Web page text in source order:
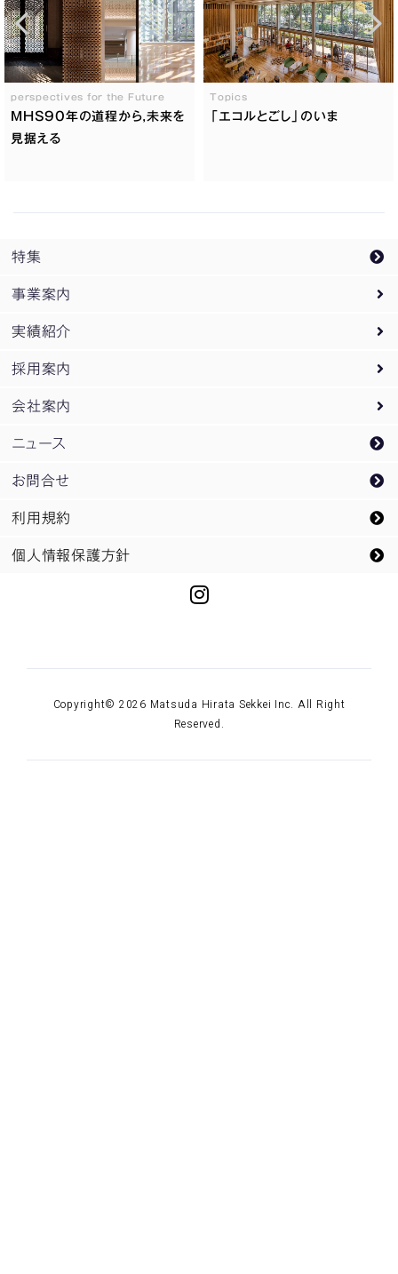
perspectives for the Future
MHS90年の道程から,未来を
見据える
Topics
「エコルとごし」のいま
特集
事業案内
事業案内トップ
設計監理業務
PM/CM業務
企画開発業務
実績紹介
実績紹介トップ
オフィス・庁舎
教育・研究
スポーツ
空港・交通
都市開発・再開発
リニューアル
生産・物流
採用案内
採用案内トップ
新卒採用
企業研究会ご案内
インターンシップ募集
キャリア採用
会社案内
会社案内トップ
松田平田設計のDNA
概要
メッセージ
ニュース
お問合せ
利用規約
個人情報保護方針
Copyright© 2026 Matsuda Hirata Sekkei Inc. All Right
Reserved.